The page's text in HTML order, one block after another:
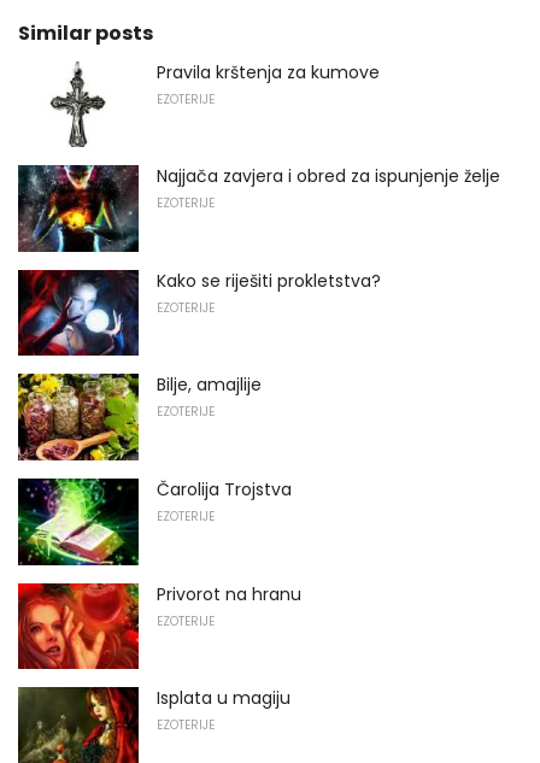
Similar posts
Pravila krštenja za kumove
EZOTERIJE
Najjača zavjera i obred za ispunjenje želje
EZOTERIJE
Kako se riješiti prokletstva?
EZOTERIJE
Bilje, amajlije
EZOTERIJE
Čarolija Trojstva
EZOTERIJE
Privorot na hranu
EZOTERIJE
Isplata u magiju
EZOTERIJE